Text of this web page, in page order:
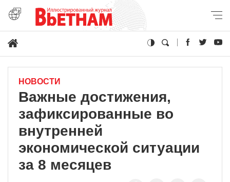
НОВОСТИ
Важные достижения,
зафиксированные во
внутренней
экономической ситуации
за 8 месяцев